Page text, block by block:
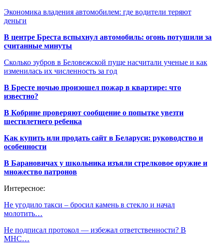
Экономика владения автомобилем: где водители теряют
деньги
В центре Бреста вспыхнул автомобиль: огонь потушили за
считанные минуты
Сколько зубров в Беловежской пуще насчитали ученые и как
изменилась их численность за год
В Бресте ночью произошел пожар в квартире: что
известно?
В Кобрине проверяют сообщение о попытке увезти
шестилетнего ребенка
Как купить или продать сайт в Беларуси: руководство и
особенности
В Барановичах у школьника изъяли стрелковое оружие и
множество патронов
Интересное:
Не угодило такси – бросил камень в стекло и начал
молотить…
Не подписал протокол — избежал ответственности? В
МНС…